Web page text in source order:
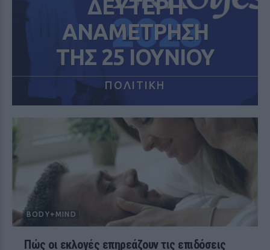
ΔΕΥΤΕΡΗ
ΑΝΑΜΕΤΡΗΣΗ
ΤΗΣ 25 ΙΟΥΝΙΟΥ
ΠΟΛΙΤΙΚΗ
BODY+MIND
Πώς οι εκλογές επηρεάζουν τις επιδόσεις